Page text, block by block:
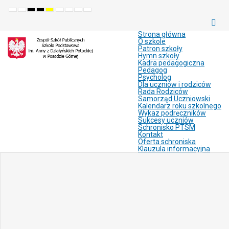
Default
NightHigh
mode
High
mode
High
mode
SetSetMake
Set
Strona główna
O szkole
Patron szkoły
Hymn szkoły
Kadra pedagogiczna
Pedagog
Psycholog
Dla uczniów i rodziców
Rada Rodziców
Samorząd Uczniowski
Kalendarz roku szkolnego
Wykaz podręczników
Sukcesy uczniów
Schronisko PTSM
Kontakt
Oferta schroniska
Klauzula informacyjna